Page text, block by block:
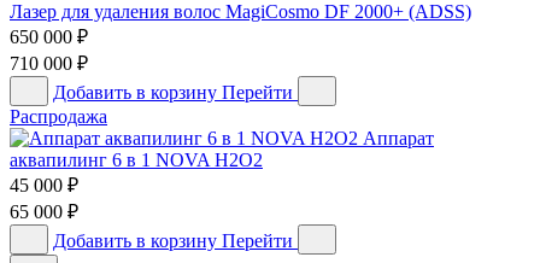
Лазер для удаления волос MagiCosmo DF 2000+ (ADSS)
650 000 ₽
710 000 ₽
Добавить в корзину Перейти
Распродажа
Аппарат
аквапилинг 6 в 1 NOVA H2O2
45 000 ₽
65 000 ₽
Добавить в корзину Перейти